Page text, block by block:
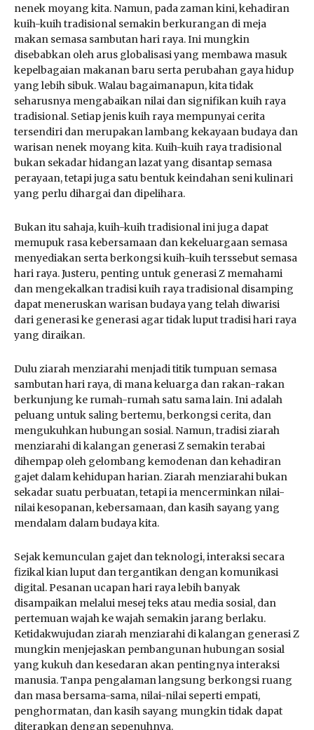
nenek moyang kita. Namun, pada zaman kini, kehadiran
kuih-kuih tradisional semakin berkurangan di meja
makan semasa sambutan hari raya. Ini mungkin
disebabkan oleh arus globalisasi yang membawa masuk
kepelbagaian makanan baru serta perubahan gaya hidup
yang lebih sibuk. Walau bagaimanapun, kita tidak
seharusnya mengabaikan nilai dan signifikan kuih raya
tradisional. Setiap jenis kuih raya mempunyai cerita
tersendiri dan merupakan lambang kekayaan budaya dan
warisan nenek moyang kita. Kuih-kuih raya tradisional
bukan sekadar hidangan lazat yang disantap semasa
perayaan, tetapi juga satu bentuk keindahan seni kulinari
yang perlu dihargai dan dipelihara.
Bukan itu sahaja, kuih-kuih tradisional ini juga dapat
memupuk rasa kebersamaan dan kekeluargaan semasa
menyediakan serta berkongsi kuih-kuih terssebut semasa
hari raya. Justeru, penting untuk generasi Z memahami
dan mengekalkan tradisi kuih raya tradisional disamping
dapat meneruskan warisan budaya yang telah diwarisi
dari generasi ke generasi agar tidak luput tradisi hari raya
yang diraikan.
Dulu ziarah menziarahi menjadi titik tumpuan semasa
sambutan hari raya, di mana keluarga dan rakan-rakan
berkunjung ke rumah-rumah satu sama lain. Ini adalah
peluang untuk saling bertemu, berkongsi cerita, dan
mengukuhkan hubungan sosial. Namun, tradisi ziarah
menziarahi di kalangan generasi Z semakin terabai
dihempap oleh gelombang kemodenan dan kehadiran
gajet dalam kehidupan harian. Ziarah menziarahi bukan
sekadar suatu perbuatan, tetapi ia mencerminkan nilai-
nilai kesopanan, kebersamaan, dan kasih sayang yang
mendalam dalam budaya kita.
Sejak kemunculan gajet dan teknologi, interaksi secara
fizikal kian luput dan tergantikan dengan komunikasi
digital. Pesanan ucapan hari raya lebih banyak
disampaikan melalui mesej teks atau media sosial, dan
pertemuan wajah ke wajah semakin jarang berlaku.
Ketidakwujudan ziarah menziarahi di kalangan generasi Z
mungkin menjejaskan pembangunan hubungan sosial
yang kukuh dan kesedaran akan pentingnya interaksi
manusia. Tanpa pengalaman langsung berkongsi ruang
dan masa bersama-sama, nilai-nilai seperti empati,
penghormatan, dan kasih sayang mungkin tidak dapat
diterapkan dengan sepenuhnya.